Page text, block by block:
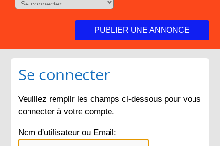
PUBLIER UNE ANNONCE
Se connecter
Veuillez remplir les champs ci-dessous pour vous
connecter à votre compte.
Nom d'utilisateur ou Email: